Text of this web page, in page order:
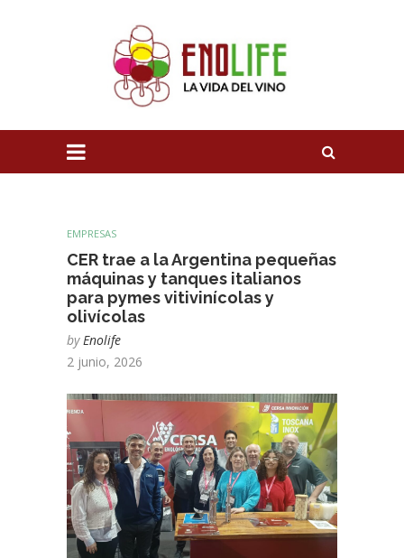
EMPRESAS
CER trae a la Argentina pequeñas
máquinas y tanques italianos
para pymes vitivinícolas y
olivícolas
by Enolife
2 junio, 2026